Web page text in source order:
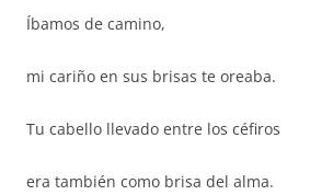
Íbamos de camino,
mi cariño en sus brisas te oreaba.
Tu cabello llevado entre los céfiros
era también como brisa del alma.